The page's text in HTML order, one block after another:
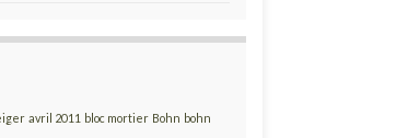
avril 2011 bloc mortier Bohn bohn